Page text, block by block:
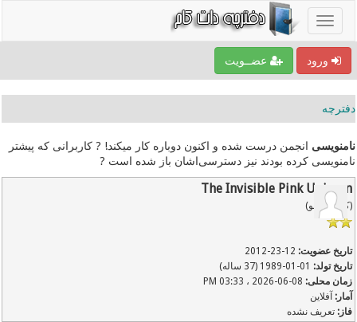
ورود عضــویت
دفترچه
نامنویسی انجمن درست شده و اکنون دوباره کار میکند! ? کاربرانی که پیشتر
نامنویسی کرده بودند نیز دسترسی‌اشان باز شده است ?
The Invisible Pink Unicorn
(کاربر عضو)
تاریخ عضویت: 12-23-2012
تاریخ تولد: 01-01-1989 (37 ساله)
زمان محلی: 08-06-2026 ، 03:33 PM
آمار: آفلاین
فاز: تعریف نشده